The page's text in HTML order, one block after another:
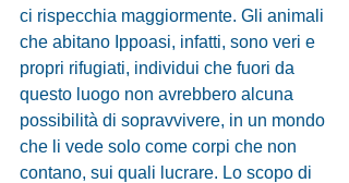
ci rispecchia maggiormente. Gli animali
che abitano Ippoasi, infatti, sono veri e
propri rifugiati, individui che fuori da
questo luogo non avrebbero alcuna
possibilità di sopravvivere, in un mondo
che li vede solo come corpi che non
contano, sui quali lucrare. Lo scopo di